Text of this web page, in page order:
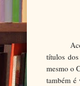
títulos
mesmo o
também é